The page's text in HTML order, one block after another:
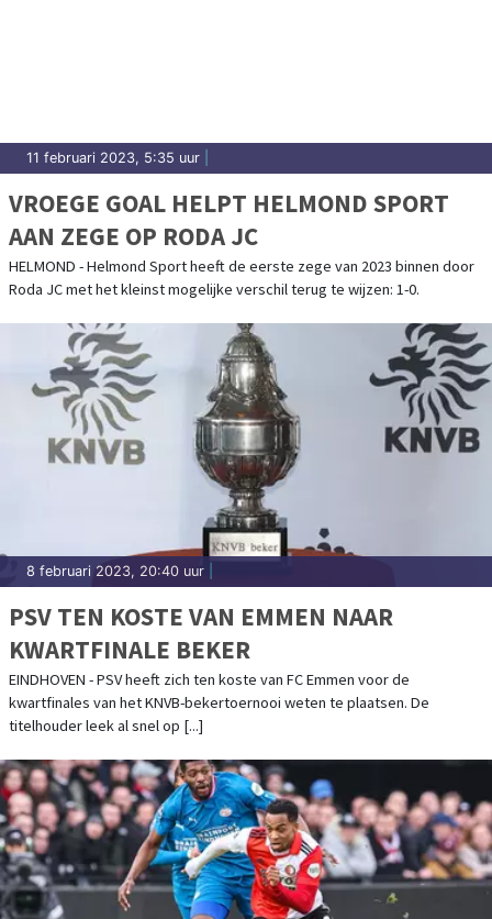
11 februari 2023, 5:35 uur
VROEGE GOAL HELPT HELMOND SPORT
AAN ZEGE OP RODA JC
HELMOND - Helmond Sport heeft de eerste zege van 2023 binnen door
Roda JC met het kleinst mogelijke verschil terug te wijzen: 1-0.
8 februari 2023, 20:40 uur
PSV TEN KOSTE VAN EMMEN NAAR
KWARTFINALE BEKER
EINDHOVEN - PSV heeft zich ten koste van FC Emmen voor de
kwartfinales van het KNVB-bekertoernooi weten te plaatsen. De
titelhouder leek al snel op [...]